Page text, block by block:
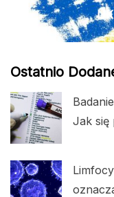
Ostatnio
Jak się